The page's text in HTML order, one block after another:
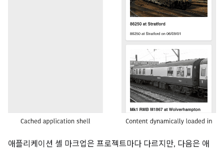
애플리케이션 셸 마크업은 프로젝트마다 다르지만, 다음은 애